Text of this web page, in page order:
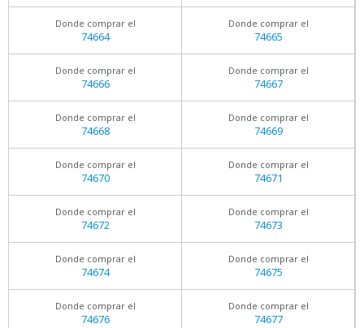
Donde comprar el
74664
Donde comprar el
74665
Donde comprar el
74666
Donde comprar el
74667
Donde comprar el
74668
Donde comprar el
74669
Donde comprar el
74670
Donde comprar el
74671
Donde comprar el
74672
Donde comprar el
74673
Donde comprar el
74674
Donde comprar el
74675
Donde comprar el
74676
Donde comprar el
74677